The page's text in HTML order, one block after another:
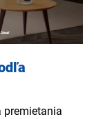
premietania